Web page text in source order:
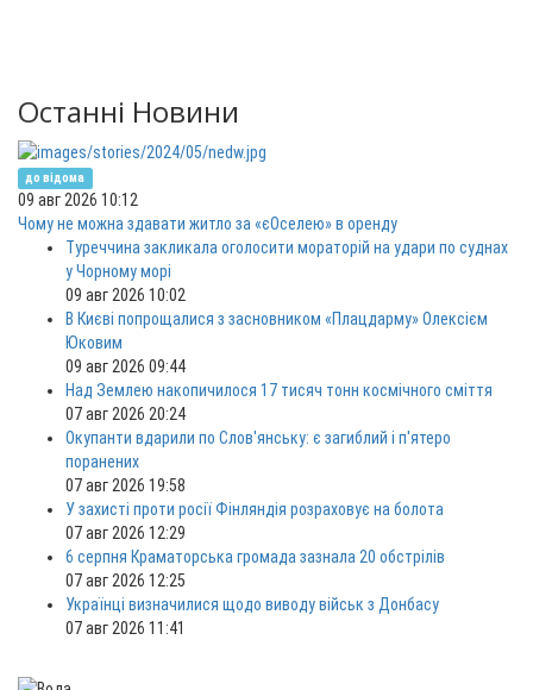
Останні Новини
до відома
09 авг 2026 10:12
Чому не можна здавати житло за «єОселею» в оренду
Туреччина закликала оголосити мораторій на удари по суднах
у Чорному морі
09 авг 2026 10:02
В Києві попрощалися з засновником «Плацдарму» Олексієм
Юковим
09 авг 2026 09:44
Над Землею накопичилося 17 тисяч тонн космічного сміття
07 авг 2026 20:24
Окупанти вдарили по Слов'янську: є загиблий і п'ятеро
поранених
07 авг 2026 19:58
У захисті проти росії Фінляндія розраховує на болота
07 авг 2026 12:29
6 серпня Краматорська громада зазнала 20 обстрілів
07 авг 2026 12:25
Українці визначилися щодо виводу військ з Донбасу
07 авг 2026 11:41